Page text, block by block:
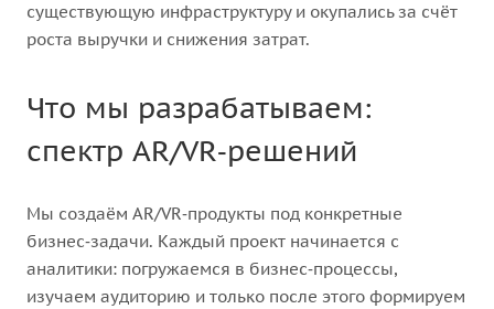
существующую инфраструктуру и окупались за счёт
роста выручки и снижения затрат.
Что мы разрабатываем:
спектр AR/VR‑решений
Мы создаём AR/VR‑продукты под конкретные
бизнес‑задачи. Каждый проект начинается с
аналитики: погружаемся в бизнес‑процессы,
изучаем аудиторию и только после этого формируем